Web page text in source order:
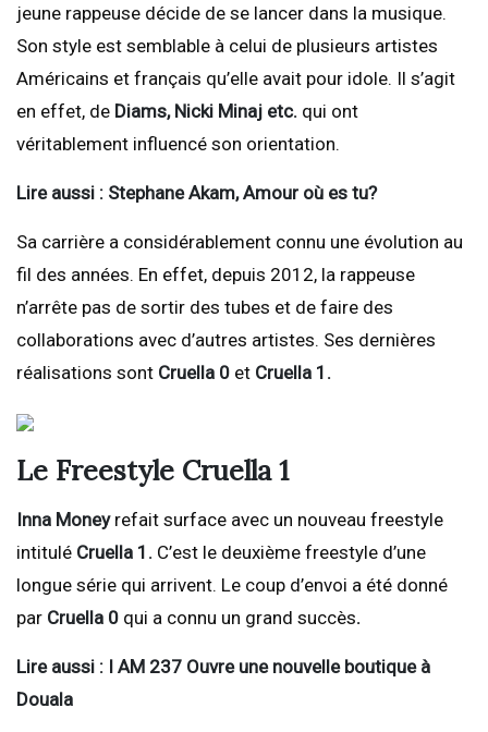
jeune rappeuse décide de se lancer dans la musique.
Son style est semblable à celui de plusieurs artistes
Américains et français qu’elle avait pour idole. Il s’agit
en effet, de Diams, Nicki Minaj etc. qui ont
véritablement influencé son orientation.
Lire aussi : Stephane Akam, Amour où es tu?
Sa carrière a considérablement connu une évolution au
fil des années. En effet, depuis 2012, la rappeuse
n’arrête pas de sortir des tubes et de faire des
collaborations avec d’autres artistes. Ses dernières
réalisations sont Cruella 0 et Cruella 1.
Le Freestyle Cruella 1
Inna Moneyrefait surface avec un nouveau freestyle
intitulé Cruella 1. C’est le deuxième freestyle d’une
longue série qui arrivent. Le coup d’envoi a été donné
par Cruella 0 qui a connu un grand succès.
Lire aussi : I AM 237 Ouvre une nouvelle boutique à
Douala